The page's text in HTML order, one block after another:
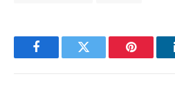
FacebookTwitter Pinterest